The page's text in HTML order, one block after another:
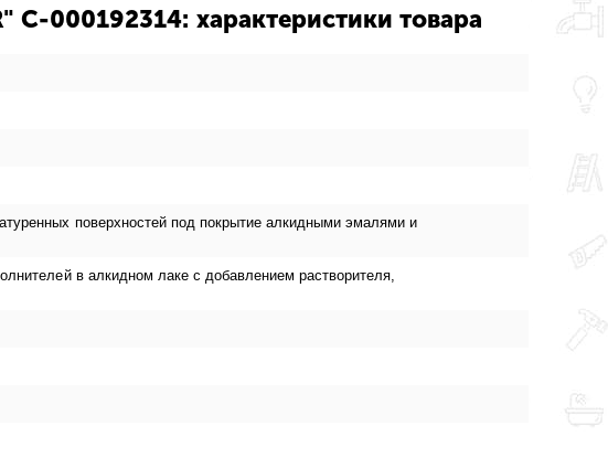
000192314: характеристики товара
поверхностей под покрытие алкидными эмалями и
в алкидном лаке с добавлением растворителя,